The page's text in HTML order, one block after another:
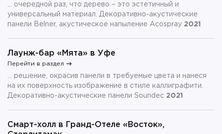
... очередной раз, что дерево – это эстетичный и
универсальный материал. Декоративно-акустические
панели Belner, акустическое напыление Acospray 2021
Лаунж-бар «Мята» в Уфе
Перейти в раздел
... решение, окрасив панели в требуемые цвета и нанеся
на их поверхность изображение в стиле каллиграфити.
Декоративно-акустические панели Soundec 2021
Смарт-холл в Гранд-Отеле «Восток»,